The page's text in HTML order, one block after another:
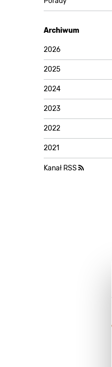
Archiwum
2026
2025
2024
2023
2022
2021
Kanał RSS